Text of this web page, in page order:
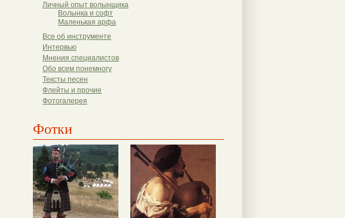
Личный опыт волынщика
Волынка и софт
Маленькая арфа
Все об инструменте
Интервью
Мнения специалистов
Обо всем понемногу
Тексты песен
Флейты и прочие
Фотогалерея
Фотки